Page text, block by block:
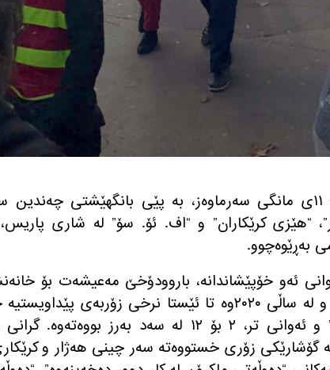
ڕۆژی پێنجشه‌ممه‌ ١١ی مانگی سه‌رماوه‌ز، به‌ پێی بانگهێشتی
“هێزی كرێكاران” و “اف. ئۆ. سۆ” له‌ شاری
به‌ڕێوه‌چوو.
ئه‌و خۆپێشاندانه، باروودۆخێ مه‌عیشه‌ت بۆ
سه‌خت بووه‌وته‌وه‌ و له‌ ساڵی ٢٠٢٠وه‌ تا ئێستا نرخی
به‌نزین، گاز، به‌رق” و ئه‌وانی تر، ٢ بۆ ١٢ له‌ سه‌د
گۆشارێكی زۆری خستووه‌ته‌ سه‌ر چینی هه‌ژار و